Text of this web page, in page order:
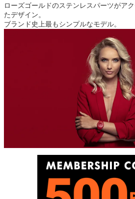
ローズゴールドのステンレスパーツがア
たデザイン。
ブランド史上最もシンプルなモデル。